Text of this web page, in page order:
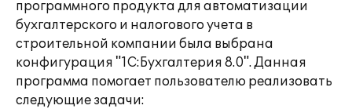
программного продукта для автоматизации
бухгалтерского и налогового учета в
строительной компании была выбрана
конфигурация "1С:Бухгалтерия 8.0". Данная
программа помогает пользователю реализовать
следующие задачи: